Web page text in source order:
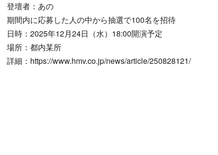
登壇者：あの
期間内に応募した人の中から抽選で100名を招待
日時：2025年12月24日（水）18:00開演予定
場所：都内某所
詳細：https://www.hmv.co.jp/news/article/250828121/